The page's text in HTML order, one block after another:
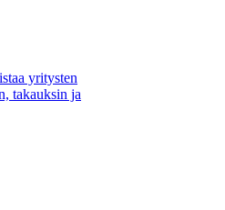
yritysten
takauksin ja